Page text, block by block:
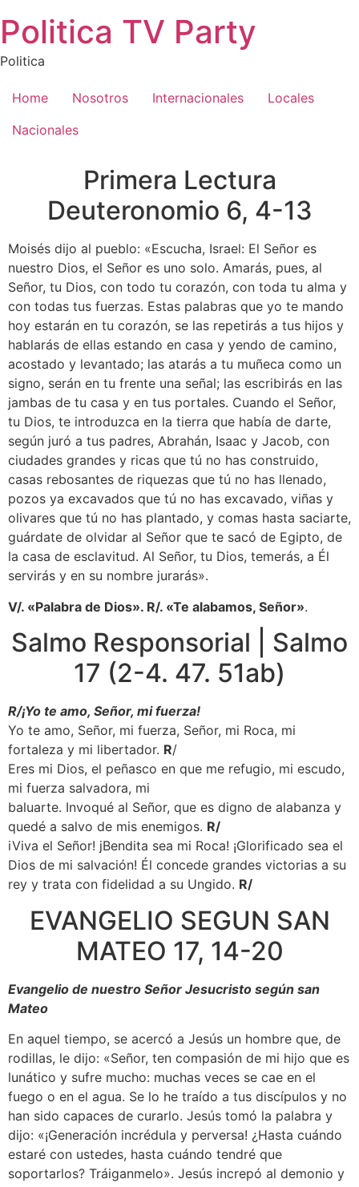
al
contenido
Politica TV Party
Politica
Home Nosotros Internacionales
Locales
Nacionales
Primera Lectura
Deuteronomio 6, 4-13
Moisés dijo al pueblo: «Escucha, Israel: El Señor es
nuestro Dios, el Señor es uno solo. Amarás, pues, al
Señor, tu Dios, con todo tu corazón, con toda tu alma y
con todas tus fuerzas. Estas palabras que yo te mando
hoy estarán en tu corazón, se las repetirás a tus hijos y
hablarás de ellas estando en casa y yendo de camino,
acostado y levantado; las atarás a tu muñeca como un
signo, serán en tu frente una señal; las escribirás en las
jambas de tu casa y en tus portales. Cuando el Señor,
tu Dios, te introduzca en la tierra que había de darte,
según juró a tus padres, Abrahán, Isaac y Jacob, con
ciudades grandes y ricas que tú no has construido,
casas rebosantes de riquezas que tú no has llenado,
pozos ya excavados que tú no has excavado, viñas y
olivares que tú no has plantado, y comas hasta saciarte,
guárdate de olvidar al Señor que te sacó de Egipto, de
la casa de esclavitud. Al Señor, tu Dios, temerás, a Él
servirás y en su nombre jurarás».
V/. «Palabra de Dios». R/. «Te alabamos, Señor».
Salmo Responsorial | Salmo
17 (2-4. 47. 51ab)
R/¡Yo te amo, Señor, mi fuerza!
Yo te amo, Señor, mi fuerza, Señor, mi Roca, mi
fortaleza y mi libertador. R/
Eres mi Dios, el peñasco en que me refugio, mi escudo,
mi fuerza salvadora, mi
baluarte. Invoqué al Señor, que es digno de alabanza y
quedé a salvo de mis enemigos. R/
iViva el Señor! jBendita sea mi Roca! ¡Glorificado sea el
Dios de mi salvación! Él concede grandes victorias a su
rey y trata con fidelidad a su Ungido. R/
EVANGELIO SEGUN SAN
MATEO 17, 14-20
Evangelio de nuestro Señor Jesucristo según san
Mateo
En aquel tiempo, se acercó a Jesús un hombre que, de
rodillas, le dijo: «Señor, ten compasión de mi hijo que es
lunático y sufre mucho: muchas veces se cae en el
fuego o en el agua. Se lo he traído a tus discípulos y no
han sido capaces de curarlo. Jesús tomó la palabra y
dijo: «¡Generación incrédula y perversa! ¿Hasta cuándo
estaré con ustedes, hasta cuándo tendré que
soportarlos? Tráiganmelo». Jesús increpó al demonio y